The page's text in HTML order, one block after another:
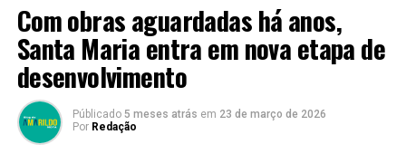
Com obras aguardadas há anos,
Santa Maria entra em nova etapa de
desenvolvimento
Públicado 5 meses atrás em 23 de março de 2026
Por Redação